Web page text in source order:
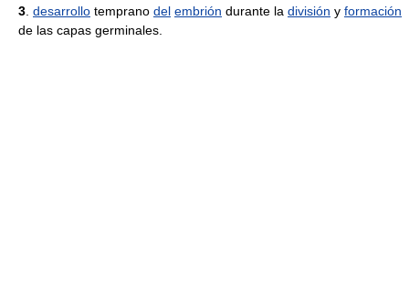
3 desarrollo temprano del embrión durante la división y formación
de las capas germinales.